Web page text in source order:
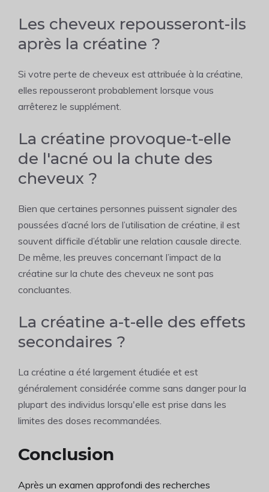
Les cheveux repousseront-ils
après la créatine ?
Si votre perte de cheveux est attribuée à la créatine,
elles repousseront probablement lorsque vous
arrêterez le supplément.
La créatine provoque-t-elle
de l'acné ou la chute des
cheveux ?
Bien que certaines personnes puissent signaler des
poussées d’acné lors de l’utilisation de créatine, il est
souvent difficile d’établir une relation causale directe.
De même, les preuves concernant l’impact de la
créatine sur la chute des cheveux ne sont pas
concluantes.
La créatine a-t-elle des effets
secondaires ?
La créatine a été largement étudiée et est
généralement considérée comme sans danger pour la
plupart des individus lorsqu'elle est prise dans les
limites des doses recommandées.
Conclusion
Après un examen approfondi des recherches